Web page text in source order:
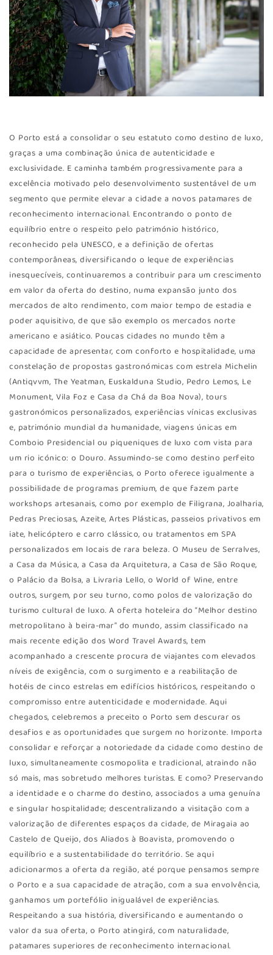
O Porto está a consolidar o seu estatuto como destino de luxo,
graças a uma combinação única de autenticidade e
exclusividade. E caminha também progressivamente para a
excelência motivado pelo desenvolvimento sustentável de um
segmento que permite elevar a cidade a novos patamares de
reconhecimento internacional. Encontrando o ponto de
equilíbrio entre o respeito pelo património histórico,
reconhecido pela UNESCO, e a definição de ofertas
contemporâneas, diversificando o leque de experiências
inesquecíveis, continuaremos a contribuir para um crescimento
em valor da oferta do destino, numa expansão junto dos
mercados de alto rendimento, com maior tempo de estadia e
poder aquisitivo, de que são exemplo os mercados norte
americano e asiático. Poucas cidades no mundo têm a
capacidade de apresentar, com conforto e hospitalidade, uma
constelação de propostas gastronómicas com estrela Michelin
(Antiqvvm, The Yeatman, Euskalduna Studio, Pedro Lemos, Le
Monument, Vila Foz e Casa da Chá da Boa Nova), tours
gastronómicos personalizados, experiências vínicas exclusivas
e, património mundial da humanidade, viagens únicas em
Comboio Presidencial ou piqueniques de luxo com vista para
um rio icónico: o Douro. Assumindo-se como destino perfeito
para o turismo de experiências, o Porto oferece igualmente a
possibilidade de programas premium, de que fazem parte
workshops artesanais, como por exemplo de Filigrana, Joalharia,
Pedras Preciosas, Azeite, Artes Plásticas, passeios privativos em
iate, helicóptero e carro clássico, ou tratamentos em SPA
personalizados em locais de rara beleza. O Museu de Serralves,
a Casa da Música, a Casa da Arquitetura, a Casa de São Roque,
o Palácio da Bolsa, a Livraria Lello, o World of Wine, entre
outros, surgem, por seu turno, como polos de valorização do
turismo cultural de luxo. A oferta hoteleira do “Melhor destino
metropolitano à beira-mar” do mundo, assim classificado na
mais recente edição dos Word Travel Awards, tem
acompanhado a crescente procura de viajantes com elevados
níveis de exigência, com o surgimento e a reabilitação de
hotéis de cinco estrelas em edifícios históricos, respeitando o
compromisso entre autenticidade e modernidade. Aqui
chegados, celebremos a preceito o Porto sem descurar os
desafios e as oportunidades que surgem no horizonte. Importa
consolidar e reforçar a notoriedade da cidade como destino de
luxo, simultaneamente cosmopolita e tradicional, atraindo não
só mais, mas sobretudo melhores turistas. E como? Preservando
a identidade e o charme do destino, associados a uma genuína
e singular hospitalidade; descentralizando a visitação com a
valorização de diferentes espaços da cidade, de Miragaia ao
Castelo de Queijo, dos Aliados à Boavista, promovendo o
equilíbrio e a sustentabilidade do território. Se aqui
adicionarmos a oferta da região, até porque pensamos sempre
o Porto e a sua capacidade de atração, com a sua envolvência,
ganhamos um portefólio inigualável de experiências.
Respeitando a sua história, diversificando e aumentando o
valor da sua oferta, o Porto atingirá, com naturalidade,
patamares superiores de reconhecimento internacional.